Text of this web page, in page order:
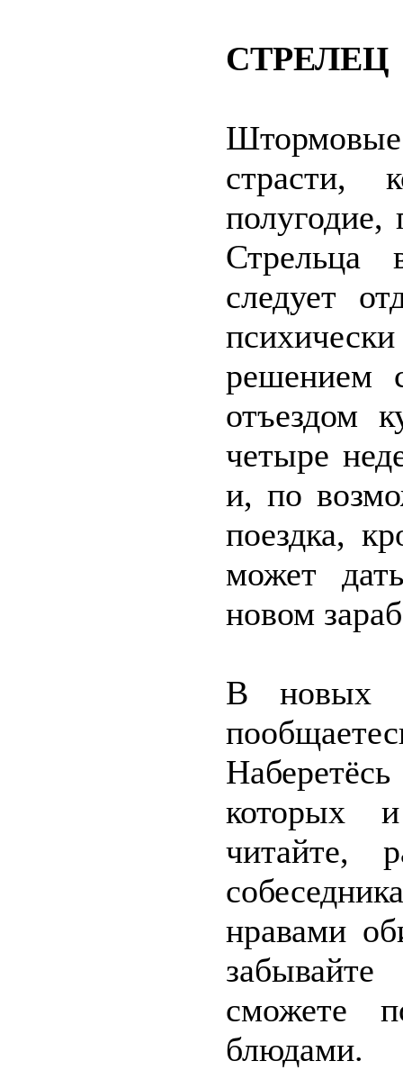
СТРЕЛЕЦ
Штормовые
страсти,
полугодие,
Стрельца
следует
решением
отъездом
четыре
и, по
поездка,
может
новом
В новых
которых
читайте,
нравами
сможете
блюдами.